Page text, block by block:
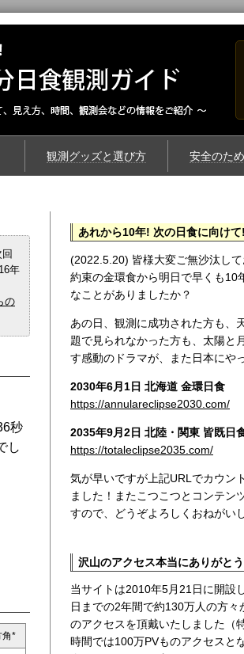
観測グッズと選び方 安全のた
年
の
秒
し
角*
あれから10年! 次の日食に向け
(2022.5.20) 皆様大変ご無沙汰して
約束の金環食から明日で早くも10
なことがありましたか？
あの日、観測に成功された方も、
題で見られなかった方も、太陽と
す感動のドラマが、また日本にや
2030年6月1日 北海道 金環日食
https://annulareclipse2030.com/
2035年9月2日 北陸・関東 皆既日
https://totaleclipse2035.com/
気が早いですが上記URLでカウン
ました！またこつこつとコンテン
すので、どうぞよろしくおねがい
沢山のアクセス本当にありがと
当サイトは2010年5月21日に開設
日までの2年間で約130万人の方々
のアクセスを頂戴いたしました（
時間では100万PVものアクセスと